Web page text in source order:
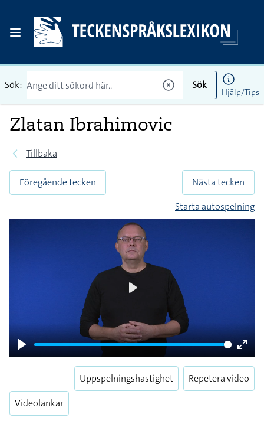
Sök: Sök
Hjälp/Tips
Zlatan Ibrahimovic
Tillbaka
Föregående tecken
Nästa tecken
Starta autospelning
Play
Enter
Videolänkar
Uppspelningshastighet Repetera video